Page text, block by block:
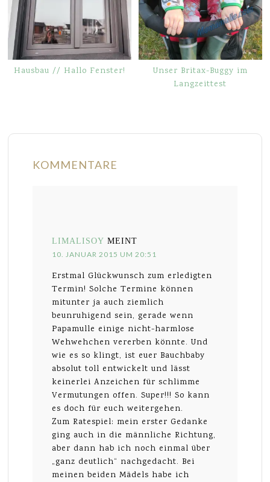
Hausbau // Hallo Fenster!
Unser Britax-Buggy im
Langzeittest
KOMMENTARE
LIMALISOY MEINT
10. JANUAR 2015 UM 20:51
Erstmal Glückwunsch zum erledigten
Termin! Solche Termine können
mitunter ja auch ziemlich
beunruhigend sein, gerade wenn
Papamulle einige nicht-harmlose
Wehwehchen vererben könnte. Und
wie es so klingt, ist euer Bauchbaby
absolut toll entwickelt und lässt
keinerlei Anzeichen für schlimme
Vermutungen offen. Super!!! So kann
es doch für euch weitergehen.
Zum Ratespiel: mein erster Gedanke
ging auch in die männliche Richtung,
aber dann hab ich noch einmal über
„ganz deutlich“ nachgedacht. Bei
meinen beiden Mädels habe ich